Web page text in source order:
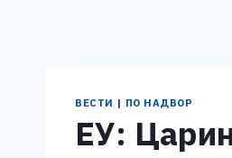
ВЕСТИ | ПО НАДВОР
ЕУ: